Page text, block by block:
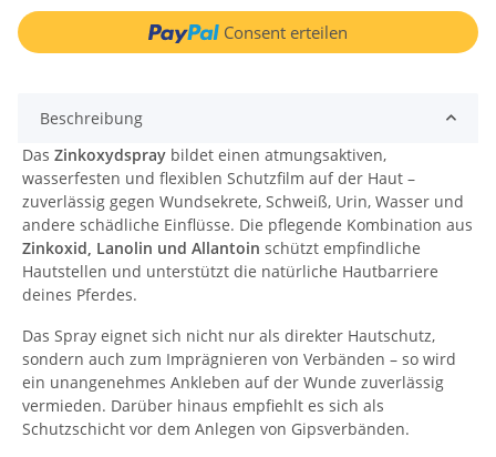
Consent erteilen
Beschreibung
Das Zinkoxydspray bildet einen atmungsaktiven,
wasserfesten und flexiblen Schutzfilm auf der Haut –
zuverlässig gegen Wundsekrete, Schweiß, Urin, Wasser und
andere schädliche Einflüsse. Die pflegende Kombination aus
Zinkoxid, Lanolin und Allantoin schützt empfindliche
Hautstellen und unterstützt die natürliche Hautbarriere
deines Pferdes.
Das Spray eignet sich nicht nur als direkter Hautschutz,
sondern auch zum Imprägnieren von Verbänden – so wird
ein unangenehmes Ankleben auf der Wunde zuverlässig
vermieden. Darüber hinaus empfiehlt es sich als
Schutzschicht vor dem Anlegen von Gipsverbänden.